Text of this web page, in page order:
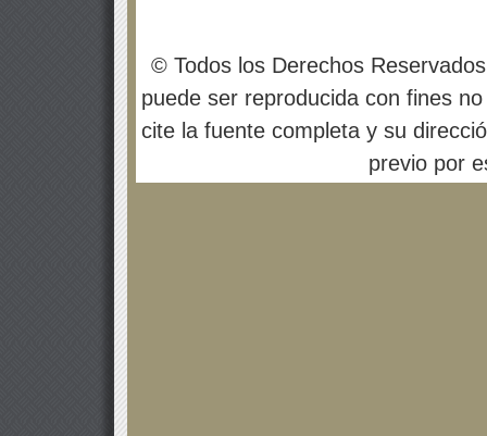
© Todos los Derechos
puede ser reproducida con fines
cite la fuente completa y su
previo por